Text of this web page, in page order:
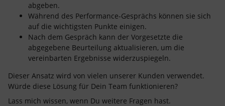
abgeben.
Während des Performance-Gesprächs können sie sich
auf die wichtigsten Punkte einigen.
Nach dem Gespräch kann der Vorgesetzte die
abgegebene Beurteilung aktualisieren, um die
vereinbarten Ergebnisse widerzuspiegeln.
Dieser Ansatz wird von vielen unserer Kunden verwendet.
Würde diese Lösung für Dein Team funktionieren?
Lass mich wissen, wenn Du weitere Fragen hast.